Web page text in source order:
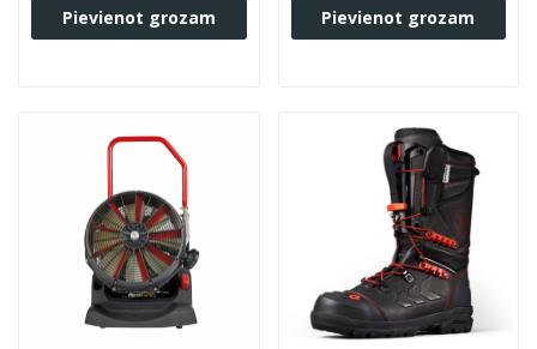
Pievienot grozam Pievienot grozam